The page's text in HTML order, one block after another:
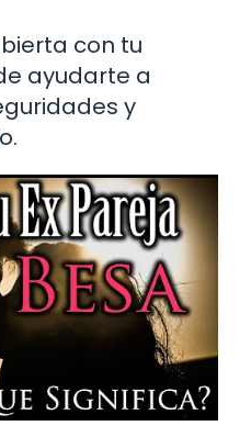
con tu
ayudarte a
y